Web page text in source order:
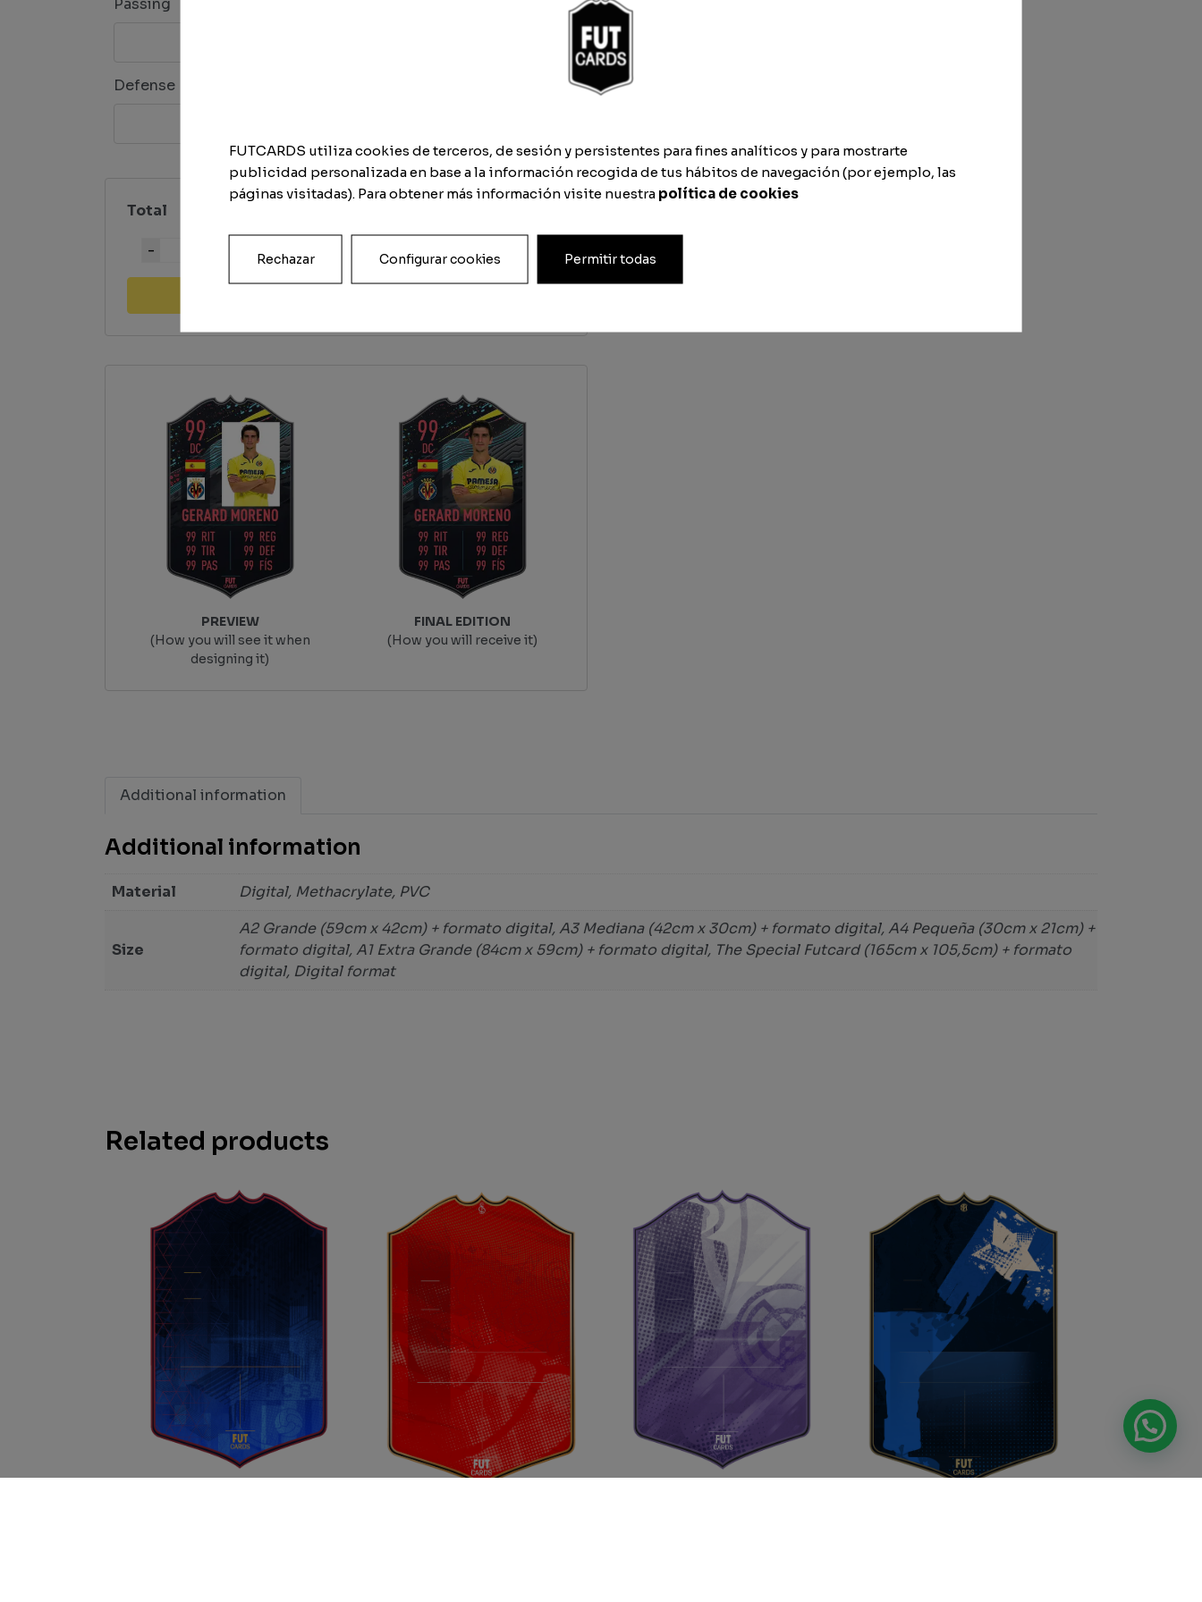
Passing
Defense
Total
Quantity
PREVIEW
(How you will see it when
designing it)
FINAL EDITION
(How you will receive it)
Additional information
Additional information
Material Digital, Methacrylate, PVC
Size
A2 Grande (59cm x 42cm) + formato digital, A3 Mediana (42cm x 30cm) + formato digital, A4 Pequeña (30cm x 21cm) +
formato digital, A1 Extra Grande (84cm x 59cm) + formato digital, The Special Futcard (165cm x 105,5cm) + formato
digital, Digital format
Related products
FUTCARDS utiliza cookies de terceros, de sesión y persistentes para fines analíticos y para mostrarte
publicidad personalizada en base a la información recogida de tus hábitos de navegación (por ejemplo, las
páginas visitadas). Para obtener más información visite nuestra política de cookies
Rechazar Configurar cookies Permitir todas